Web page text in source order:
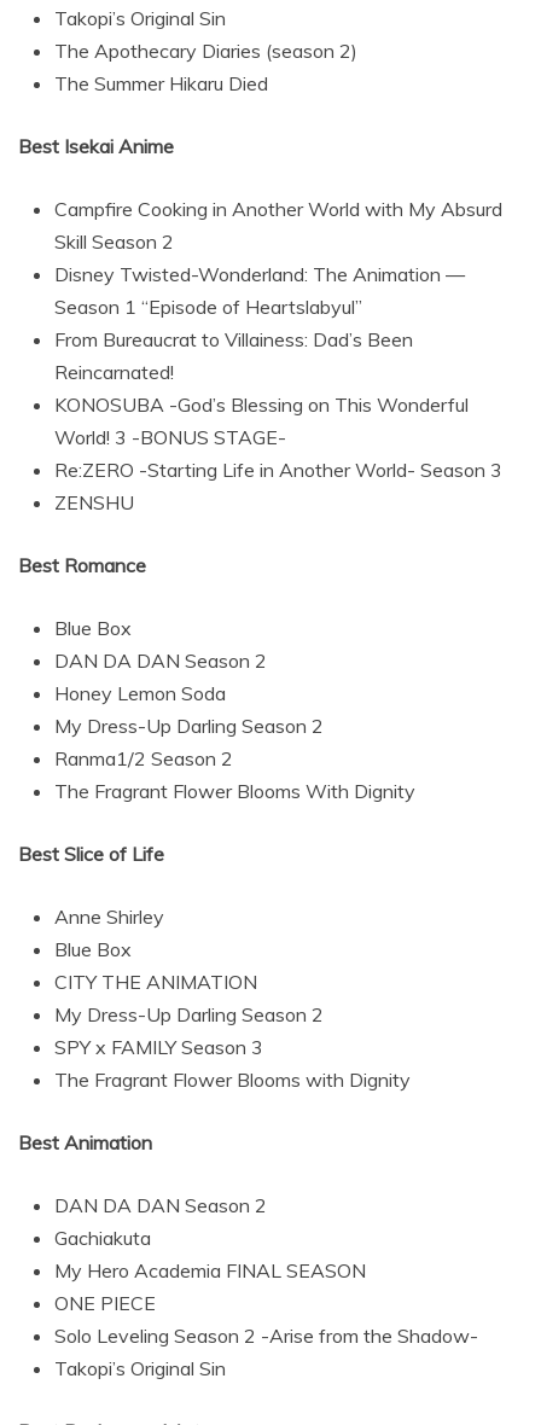
Takopi’s Original Sin
The Apothecary Diaries (season 2)
The Summer Hikaru Died
Best Isekai Anime
Campfire Cooking in Another World with My Absurd
Skill Season 2
Disney Twisted-Wonderland: The Animation —
Season 1 “Episode of Heartslabyul”
From Bureaucrat to Villainess: Dad’s Been
Reincarnated!
KONOSUBA -God’s Blessing on This Wonderful
World! 3 -BONUS STAGE-
Re:ZERO -Starting Life in Another World- Season 3
ZENSHU
Best Romance
Blue Box
DAN DA DAN Season 2
Honey Lemon Soda
My Dress-Up Darling Season 2
Ranma1/2 Season 2
The Fragrant Flower Blooms With Dignity
Best Slice of Life
Anne Shirley
Blue Box
CITY THE ANIMATION
My Dress-Up Darling Season 2
SPY x FAMILY Season 3
The Fragrant Flower Blooms with Dignity
Best Animation
DAN DA DAN Season 2
Gachiakuta
My Hero Academia FINAL SEASON
ONE PIECE
Solo Leveling Season 2 -Arise from the Shadow-
Takopi’s Original Sin